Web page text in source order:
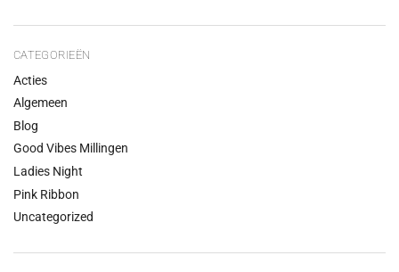
CATEGORIEËN
Acties
Algemeen
Blog
Good Vibes Millingen
Ladies Night
Pink Ribbon
Uncategorized